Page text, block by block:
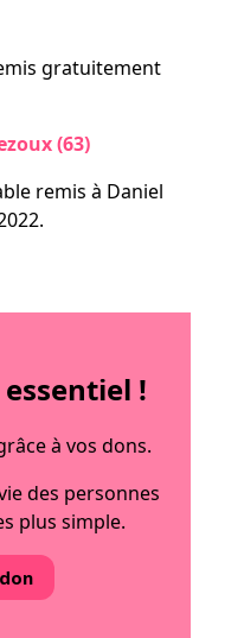
série
Nous contacter
gratuitement
(63)
remis à Daniel
!
à vos dons.
des personnes
plus simple.